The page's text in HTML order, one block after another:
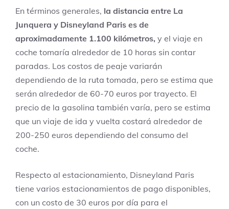
En términos generales, la distancia entre La
Junquera y Disneyland Paris es de
aproximadamente 1.100 kilómetros, y el viaje en
coche tomaría alrededor de 10 horas sin contar
paradas. Los costos de peaje variarán
dependiendo de la ruta tomada, pero se estima que
serán alrededor de 60-70 euros por trayecto. El
precio de la gasolina también varía, pero se estima
que un viaje de ida y vuelta costará alrededor de
200-250 euros dependiendo del consumo del
coche.
Respecto al estacionamiento, Disneyland Paris
tiene varios estacionamientos de pago disponibles,
con un costo de 30 euros por día para el